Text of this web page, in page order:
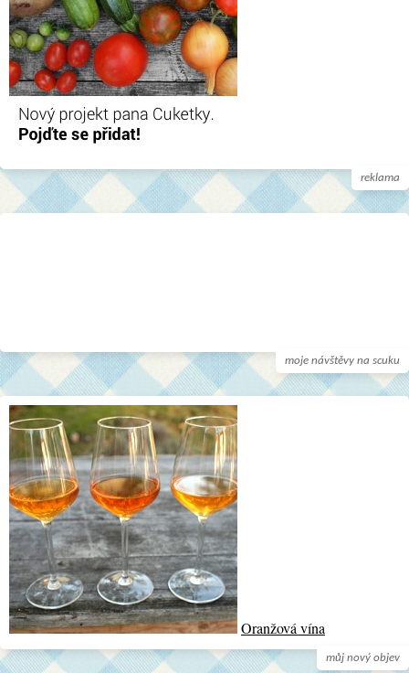
reklama
moje návštěvy na scuku
můj nový objev
Oranžová vína